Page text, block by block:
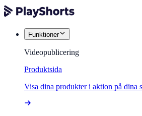
Funktioner
Videopublicering
Produktsida
Visa dina produkter i aktion på dina